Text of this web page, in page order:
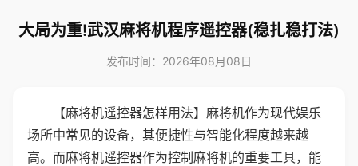
大局为重!武汉麻将机程序遥控器(稳扎稳打法)
发布时间：2026年08月08日
【麻将机遥控器怎样用法】麻将机作为现代娱乐
场所中常见的设备，其便捷性与智能化程度越来越
高。而麻将机遥控器作为控制麻将机的重要工具，能